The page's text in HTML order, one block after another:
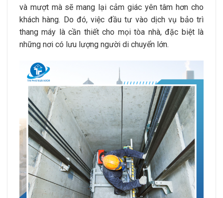
và mượt mà sẽ mang lại cảm giác yên tâm hơn cho
khách hàng. Do đó, việc đầu tư vào dịch vụ bảo trì
thang máy là cần thiết cho mọi tòa nhà, đặc biệt là
những nơi có lưu lượng người di chuyển lớn.